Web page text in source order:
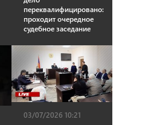
переквалифицировано:
проходит очередное
судебное заседание
03/07/2026 10:21